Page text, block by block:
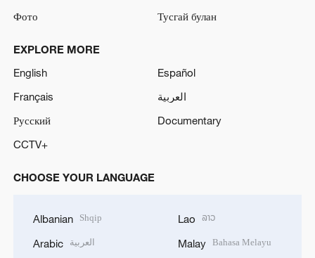
Фото
Тусгай булан
EXPLORE MORE
English
Español
Français
العربية
Русский
Documentary
CCTV+
CHOOSE YOUR LANGUAGE
Albanian Shqip
Arabic العربية
Lao ລາວ
Malay Bahasa Melayu